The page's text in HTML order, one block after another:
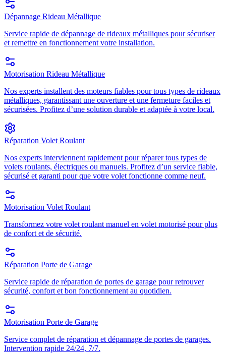
Dépannage Rideau Métallique
Service rapide de dépannage de rideaux métalliques pour sécuriser
et remettre en fonctionnement votre installation.
Motorisation Rideau Métallique
Nos experts installent des moteurs fiables pour tous types de rideaux
métalliques, garantissant une ouverture et une fermeture faciles et
sécurisées. Profitez d’une solution durable et adaptée à votre local.
Réparation Volet Roulant
Nos experts interviennent rapidement pour réparer tous types de
volets roulants, électriques ou manuels. Profitez d’un service fiable,
sécurisé et garanti pour que votre volet fonctionne comme neuf.
Motorisation Volet Roulant
Transformez votre volet roulant manuel en volet motorisé pour plus
de confort et de sécurité.
Réparation Porte de Garage
Service rapide de réparation de portes de garage pour retrouver
sécurité, confort et bon fonctionnement au quotidien.
Motorisation Porte de Garage
Service complet de réparation et dépannage de portes de garages.
Intervention rapide 24/24, 7/7.